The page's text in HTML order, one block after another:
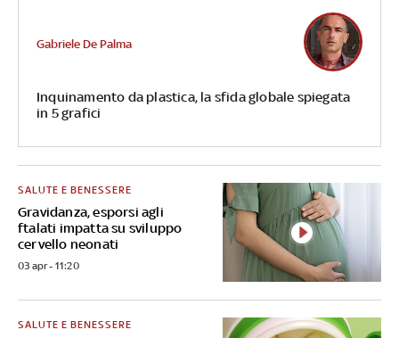
Inquinamento da plastica, la sfida globale spiegata
in 5 grafici
Gabriele De Palma
Gravidanza, esporsi agli
ftalati impatta su sviluppo
cervello neonati
SALUTE E BENESSERE
03 apr - 11:20
SALUTE E BENESSERE